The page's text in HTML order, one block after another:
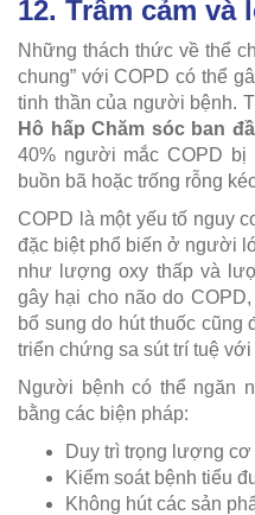
12. Trầm cảm và
Những thách thức về thể
chung” với COPD có thể
tinh thần của người bệnh.
Hô hấp Chăm sóc ban
40% người mắc COPD bị
buồn bã hoặc trống rỗng
COPD là một yếu tố nguy
đặc biệt phổ biến ở người
như lượng oxy thấp và
gây hại cho não do
bổ sung do hút thuốc cũng
triển chứng sa sút trí tuệ với
Người bệnh có thể ngăn
bằng các biện pháp:
Duy trì trọng lượng cơ
Kiểm soát bệnh tiểu
Không hút các sản